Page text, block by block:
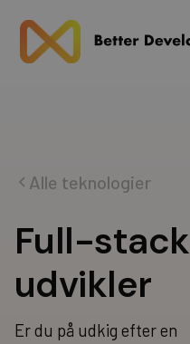
Alle teknologier
Full-stack
udvikler
Er du på udkig efter en